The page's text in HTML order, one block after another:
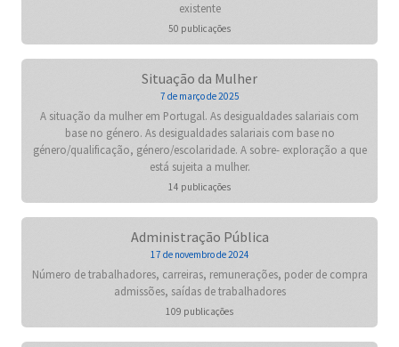
existente
50 publicações
Situação da Mulher
7 de março de 2025
A situação da mulher em Portugal. As desigualdades salariais com
base no género. As desigualdades salariais com base no
género/qualificação, género/escolaridade. A sobre- exploração a que
está sujeita a mulher.
14 publicações
Administração Pública
17 de novembro de 2024
Número de trabalhadores, carreiras, remunerações, poder de compra
admissões, saídas de trabalhadores
109 publicações